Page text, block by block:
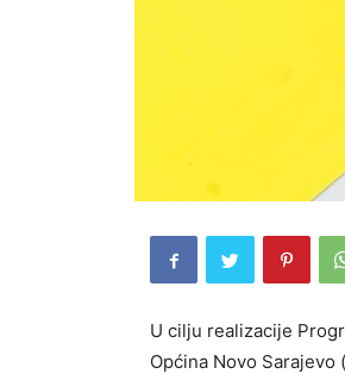
U cilju realizacije
Općina Novo